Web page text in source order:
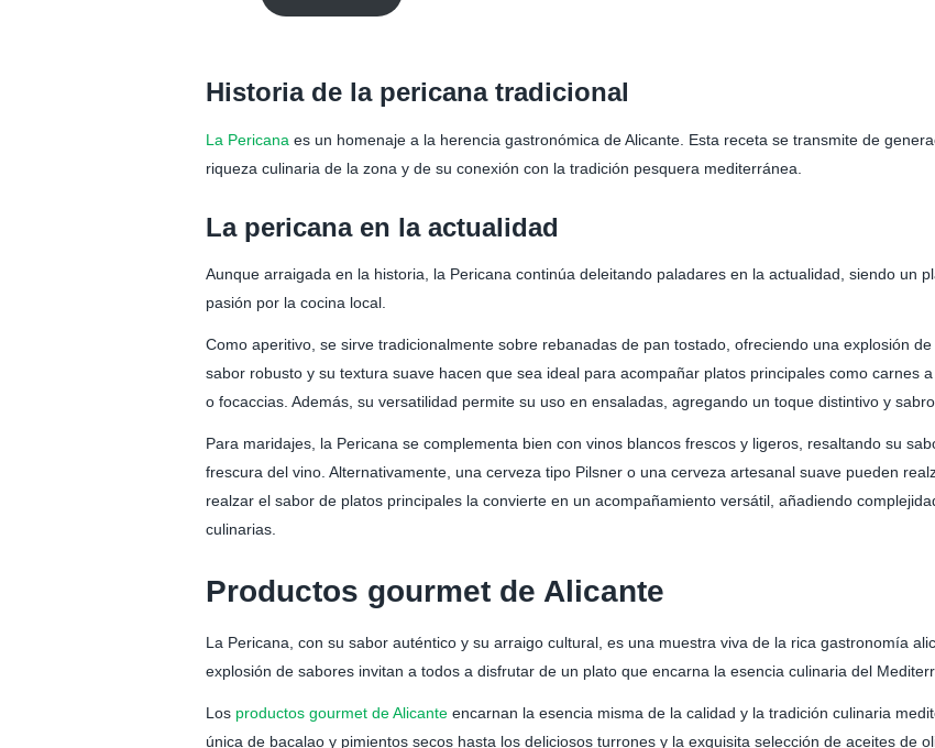
un cliente
Historia de la pericana tradicional
La Pericana es un homenaje a la herencia gastronómica de Alicante. Esta receta se transmite de
riqueza culinaria de la zona y de su conexión con la tradición pesquera mediterránea.
La pericana en la actualidad
Aunque arraigada en la historia, la Pericana continúa deleitando paladares en la actualidad, siendo un
pasión por la cocina local.
Como aperitivo, se sirve tradicionalmente sobre rebanadas de pan tostado, ofreciendo una explosión
sabor robusto y su textura suave hacen que sea ideal para acompañar platos principales como carnes
o focaccias. Además, su versatilidad permite su uso en ensaladas, agregando un toque distintivo y
Para maridajes, la Pericana se complementa bien con vinos blancos frescos y ligeros, resaltando su
frescura del vino. Alternativamente, una cerveza tipo Pilsner o una cerveza artesanal suave pueden
realzar el sabor de platos principales la convierte en un acompañamiento versátil, añadiendo
culinarias.
Productos gourmet de Alicante
La Pericana, con su sabor auténtico y su arraigo cultural, es una muestra viva de la rica gastronomía
explosión de sabores invitan a todos a disfrutar de un plato que encarna la esencia culinaria del
Los productos gourmet de Alicante encarnan la esencia misma de la calidad y la tradición culinaria
única de bacalao y pimientos secos hasta los deliciosos turrones y la exquisita selección de aceites de